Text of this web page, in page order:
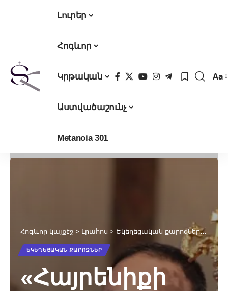
Լուրեր
Հոգևոր
Կրթական
Աստվածաշունչ
Metanoia 301
Aa
Հոգևոր կայքէջ > Լրահոս > Եկեղեցական քարոզներ>
ԵԿԵՂԵՑԱԿԱՆ ՔԱՐՈԶՆԵՐ
«Հայրենիքի